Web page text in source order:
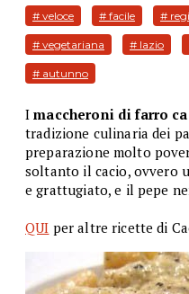
# veloce # facile #
# vegetariana # lazio
# autunno
Imaccheroni di farro
tradizione culinaria dei
preparazione molto
soltanto il cacio, ovvero
e grattugiato, e il pepe
QUI per altre ricette di